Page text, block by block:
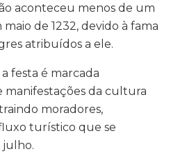
aconteceu menos de um
de 1232, devido à fama
atribuídos a ele.
festa é marcada
manifestações da cultura
moradores,
turístico que se
julho.